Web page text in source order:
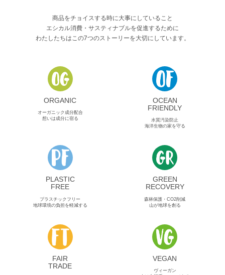
商品をチョイスする時に大事にしていること
エシカル消費・サスティナブルを促進するために
わたしたちはこの7つのストーリーを大切にしています。
ORGANIC
オーガニック成分配合
想いは成分に宿る
OCEAN
FRIENDLY
水質汚染防止
海洋生物の家を守る
PLASTIC
FREE
プラスチックフリー
地球環境の負担を軽減する
GREEN
RECOVERY
森林保護・CO2削減
山が地球を創る
FAIR
TRADE
VEGAN
ヴィーガン